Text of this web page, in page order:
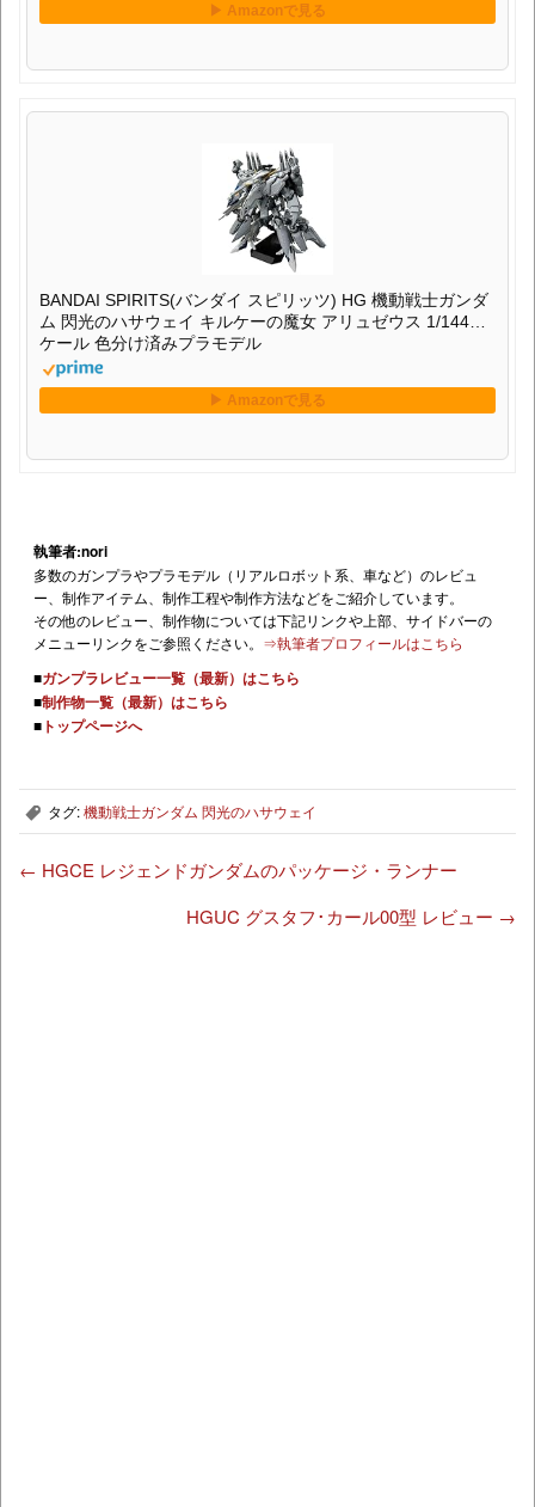
BANDAI SPIRITS(バンダイ スピリッツ) HG 機動戦士ガンダ
ム 閃光のハサウェイ キルケーの魔女 アリュゼウス 1/144ス
ケール 色分け済みプラモデル
執筆者:nori
多数のガンプラやプラモデル（リアルロボット系、車など）のレビュ
ー、制作アイテム、制作工程や制作方法などをご紹介しています。
その他のレビュー、制作物については下記リンクや上部、サイドバーの
メニューリンクをご参照ください。 ⇒執筆者プロフィールはこちら
■ガンプラレビュー一覧（最新）はこちら
■制作物一覧（最新）はこちら
■ トップページへ
, タグ:機動戦士ガンダム 閃光のハサウェイ
← HGCE レジェンドガンダムのパッケージ・ランナー
HGUC グスタフ･カール00型 レビュー →